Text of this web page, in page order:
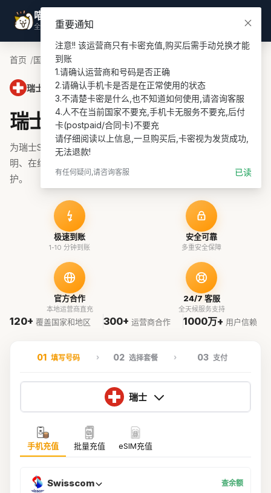
喵喵游全球
全球话费充值专家
首页 国家 瑞士话费充值
瑞士 · Swisscom
瑞士Swisscom话费充值
为瑞士Swisscom号码充值话费、流量或套餐，支持余额查询说
明、在线支付和订单协助，适合 prepaid 续费与海外号码维
护。
极速到账
1-10 分钟到账
安全可靠
多重安全保障
官方合作
本地运营商直充
24/7 客服
全天候服务支持
120+ 覆盖国家和地区 300+ 运营商合作 1000万+ 用户信赖
01 填写号码 02 选择套餐 03 支付
瑞士
手机充值 批量充值 eSIM充值
Swisscom 查余额
重要通知
注意!! 该运营商只有卡密充值,购买后需手动兑换才能
到账
1.请确认运营商和号码是否正确
2.请确认手机卡是否是在正常使用的状态
3.不清楚卡密是什么,也不知道如何使用,请咨询客服
4.人不在当前国家不要充,手机卡无服务不要充,后付
卡(postpaid/合同卡)不要充
请仔细阅读以上信息,一旦购买后,卡密视为发货成功,
无法退款!
有任何疑问,请咨询客服 已读